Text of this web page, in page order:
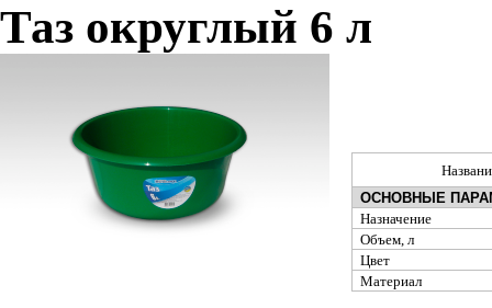
Таз округлый 6 л
ОСНОВНЫЕ
Назначение
Объем, л
Цвет
Материал